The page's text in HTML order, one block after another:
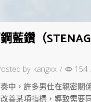
藍鑽（
by kangxx / 154
中，許多男仕在親密關
善某項指標，導致需要